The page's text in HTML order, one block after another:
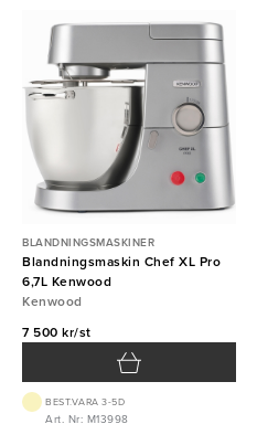
BLANDNINGSMASKINER
Blandningsmaskin Chef XL Pro
6,7L Kenwood
Kenwood
7 500 kr/st
BEST.VARA 3-5D
Art. Nr: M13998